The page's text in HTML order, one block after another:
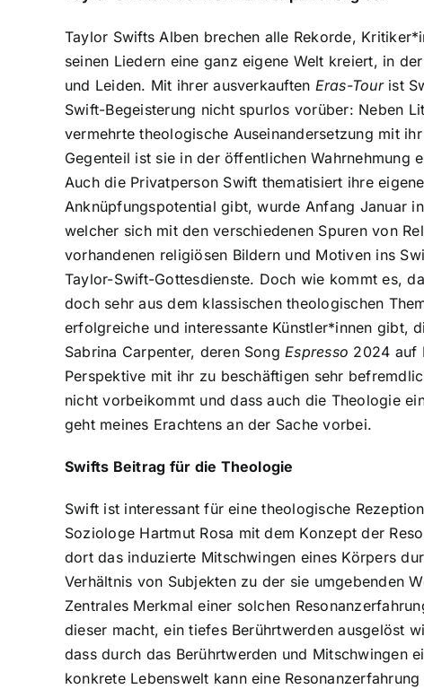
Taylor Swifts Alben brechen alle Rekorde,
seinen Liedern eine ganz eigene Welt kreiert, in
und Leiden. Mit ihrer ausverkauften Eras-Tourist
Swift-Begeisterung nicht spurlos vorüber: Neben
vermehrte theologische Auseinandersetzung mit
Gegenteil ist sie in der öffentlichen Wahrnehmung
Auch die Privatperson Swift thematisiert ihre
Anknüpfungspotential gibt, wurde Anfang Januar
welcher sich mit den verschiedenen Spuren von
vorhandenen religiösen Bildern und Motiven ins
Taylor-Swift-Gottesdienste. Doch wie kommt es,
doch sehr aus dem klassischen theologischen
erfolgreiche und interessante Künstler*innen gibt,
Sabrina Carpenter, deren Song Espresso 2024 auf
Perspektive mit ihr zu beschäftigen sehr
nicht vorbeikommt und dass auch die Theologie
geht meines Erachtens an der Sache vorbei.
Swifts Beitrag für die Theologie
Swift ist interessant für eine theologische
Soziologe Hartmut Rosa mit dem Konzept der
dort das induzierte Mitschwingen eines Körpers
Verhältnis von Subjekten zu der sie umgebenden
Zentrales Merkmal einer solchen
dieser macht, ein tiefes Berührtwerden ausgelöst
dass durch das Berührtwerden und Mitschwingen
konkrete Lebenswelt kann eine